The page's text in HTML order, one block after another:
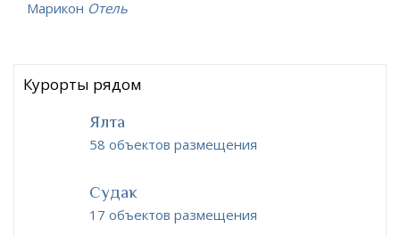
Марикон Отель
Курорты рядом
Ялта
58 объектов размещения
Судак
17 объектов размещения